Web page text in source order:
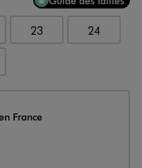
23 24
France